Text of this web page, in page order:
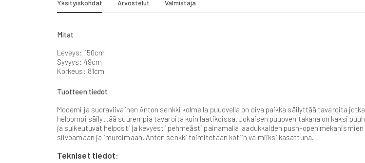
beginning
of
images
gallery
Yksityiskohdat
Mitat
Leveys: 150cm
Syvyys: 49cm
Korkeus: 81cm
Tuotteen tiedot
Moderni ja suoraviivainen Anton senkki kolmella puuovella on oiva paikka säilyttää tavaroita
helpompi säilyttää suurempia tavaroita kuin laatikoissa. Jokaisen puuoven takana on kaksi
ja sulkeutuvat helposti ja kevyesti pehmeästi painamalla laadukkaiden push-open
siivoamaan ja imuroimaan. Anton senkki toimitetaan kotiin valmiiksi kasattuna.
Tekniset tiedot:
Arvostelut Valmistaja